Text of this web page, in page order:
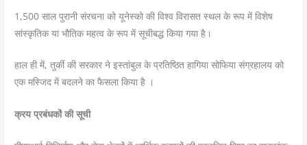
1,500 साल पुरानी संरचना को यूनेस्को की विश्व विरासत स्थल के रूप में विशेष
सांस्कृतिक या भौतिक महत्व के रूप में सूचीबद्ध किया गया है।
हाल ही में, तुर्की की सरकार ने इस्तांबुल के प्रतिष्ठित हागिया सोफिया संग्रहालय को
एक मस्जिद में बदलने का फैसला किया है ।
क्रय प्रबंधकों की सूची